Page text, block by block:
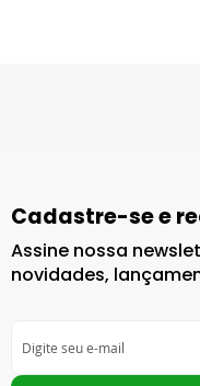
Cadastre-se e
Assine nossa
novidades,
se
na